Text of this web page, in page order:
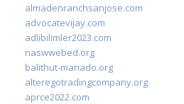
almadenranchsanjose.com
advocatevijay.com
adlibilimler2023.com
naswwebed.org
balithut-manado.org
alteregotradingcompany.org
aprce2022.com